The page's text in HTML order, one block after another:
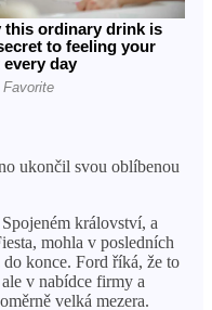
ukončil svou oblíbenou
království, a
mohla v posledních
konce. Ford říká, že to
v nabídce firmy a
velká mezera.